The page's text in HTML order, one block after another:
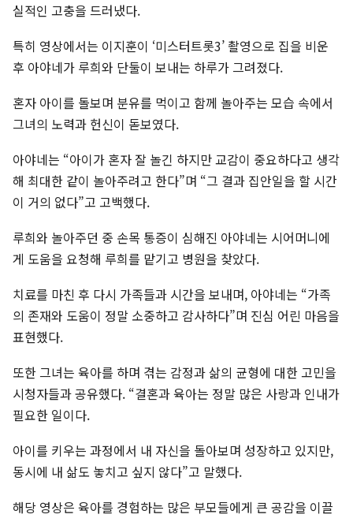
실적인 고충을 드러냈다.
특히 영상에서는 이지훈이 ‘미스터트롯3’ 촬영으로 집을 비운
후 아야네가 루희와 단둘이 보내는 하루가 그려졌다.
혼자 아이를 돌보며 분유를 먹이고 함께 놀아주는 모습 속에서
그녀의 노력과 헌신이 돋보였다.
아야네는 “아이가 혼자 잘 놀긴 하지만 교감이 중요하다고 생각
해 최대한 같이 놀아주려고 한다”며 “그 결과 집안일을 할 시간
이 거의 없다”고 고백했다.
루희와 놀아주던 중 손목 통증이 심해진 아야네는 시어머니에
게 도움을 요청해 루희를 맡기고 병원을 찾았다.
치료를 마친 후 다시 가족들과 시간을 보내며, 아야네는 “가족
의 존재와 도움이 정말 소중하고 감사하다”며 진심 어린 마음을
표현했다.
또한 그녀는 육아를 하며 겪는 감정과 삶의 균형에 대한 고민을
시청자들과 공유했다. “결혼과 육아는 정말 많은 사랑과 인내가
필요한 일이다.
아이를 키우는 과정에서 내 자신을 돌아보며 성장하고 있지만,
동시에 내 삶도 놓치고 싶지 않다”고 말했다.
해당 영상은 육아를 경험하는 많은 부모들에게 큰 공감을 이끌